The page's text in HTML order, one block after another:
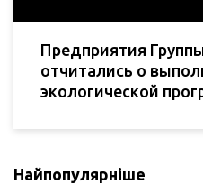
Предприятия
отчитались о
экологической
Найпопулярніше